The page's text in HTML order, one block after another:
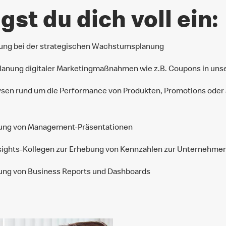
du dich voll ein:
bei der strategischen Wachstumsplanung
digitaler Marketingmaßnahmen wie z.B. Coupons in
rund um die Performance von Produkten, Promotions oder
von Management-Präsentationen
Kollegen zur Erhebung von Kennzahlen zur
von Business Reports und Dashboards